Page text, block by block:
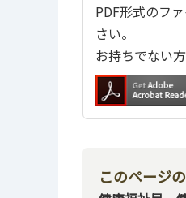
PDF形式のフ
さい。
お持ちでない
このページ